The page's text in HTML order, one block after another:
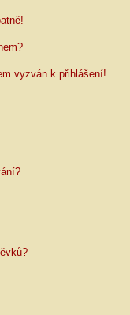
vyzván k přihlášení!